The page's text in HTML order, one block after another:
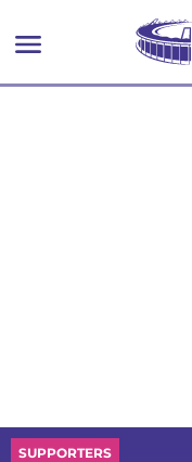
SUPPORTERS